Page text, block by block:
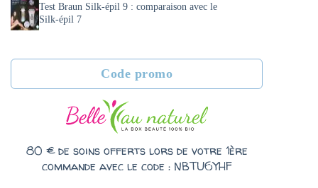
Test Braun Silk-épil 9 : comparaison avec le
Silk-épil 7
Code promo
80 € de soins offerts lors de votre 1ère
commande avec le code : NBTU6YHF